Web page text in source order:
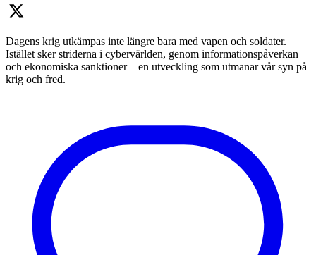
Dagens krig utkämpas inte längre bara med vapen och soldater.
Istället sker striderna i cybervärlden, genom informationspåverkan
och ekonomiska sanktioner – en utveckling som utmanar vår syn på
krig och fred.